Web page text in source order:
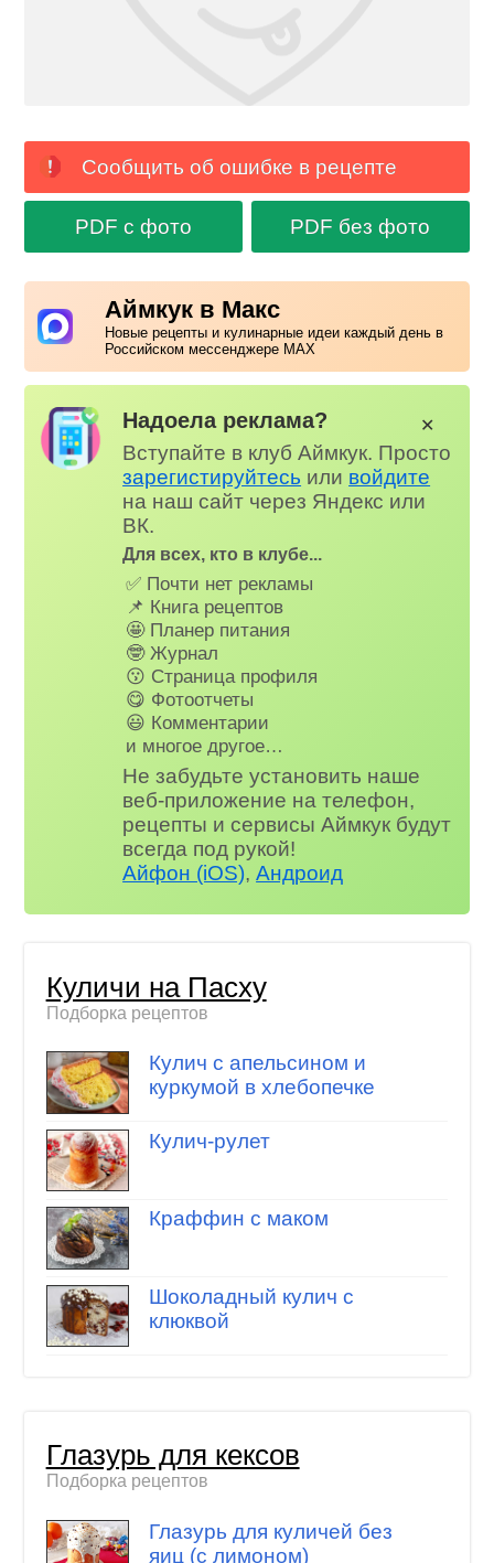
Сообщить об ошибке в рецепте
PDF с фото PDF без фото
Аймкук в Макс
Новые рецепты и кулинарные идеи каждый день в
Российском мессенджере MAX
Надоела реклама?
Вступайте в клуб Аймкук. Просто
зарегистируйтесь или войдите
на наш сайт через Яндекс или
ВК.
Для всех, кто в клубе...
✅ Почти нет рекламы
📌 Книга рецептов
🤩 Планер питания
🤓 Журнал
😗 Страница профиля
😋 Фотоотчеты
😃 Комментарии
и многое другое…
Не забудьте установить наше
веб-приложение на телефон,
рецепты и сервисы Аймкук будут
всегда под рукой!
Айфон (iOS),Андроид
✕
Куличи на Пасху
Подборка рецептов
Кулич с апельсином и
куркумой в хлебопечке
Кулич-рулет
Краффин с маком
Шоколадный кулич с
клюквой
Глазурь для кексов
Подборка рецептов
Глазурь для куличей без
яиц (с лимоном)